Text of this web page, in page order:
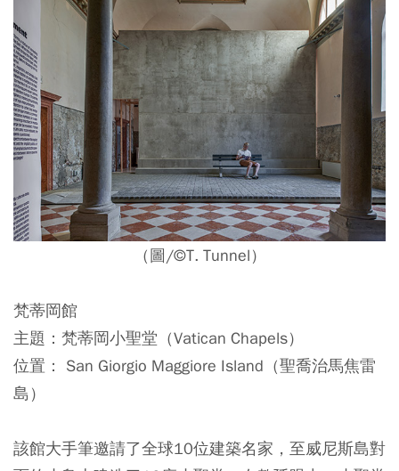
（圖/©T. Tunnel）
梵蒂岡館
主題：梵蒂岡小聖堂（Vatican Chapels）
位置： San Giorgio Maggiore Island（聖喬治馬焦雷
島）
該館大手筆邀請了全球10位建築名家，至威尼斯島對